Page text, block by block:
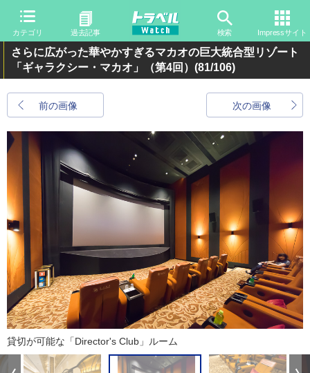
カテゴリ 過去記事 検索 Impressサイト
さらに広がった華やかすぎるマカオの巨大統合型リゾート
「ギャラクシー・マカオ」（第4回） (81/106)
前の画像 次の画像
貸切が可能な「Director's Club」ルーム